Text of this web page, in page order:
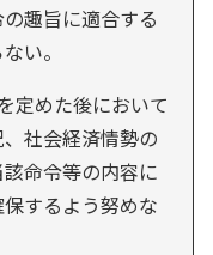
趣旨に適合する
い。
定めた後において
社会経済情勢の
命令等の内容に
するよう努めな